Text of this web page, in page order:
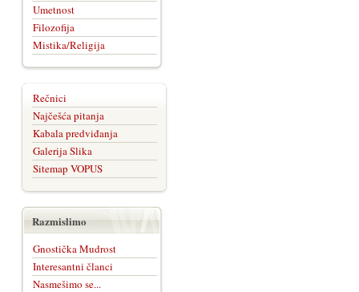
Umetnost
Filozofija
Mistika/Religija
Rečnici
Najčešća pitanja
Kabala predviđanja
Galerija Slika
Sitemap VOPUS
Razmislimo
Gnostička Mudrost
Interesantni članci
Nasmešimo se...